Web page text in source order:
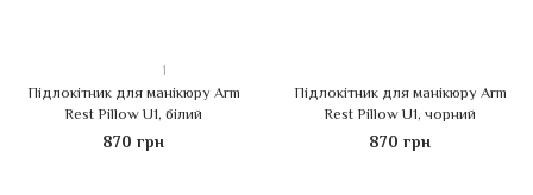
1
Підлокітник для манікюру Arm
Rest Pillow U1, білий
870 грн
Підлокітник для манікюру Arm
Rest Pillow U1, чорний
870 грн